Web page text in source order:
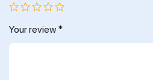
Your review *